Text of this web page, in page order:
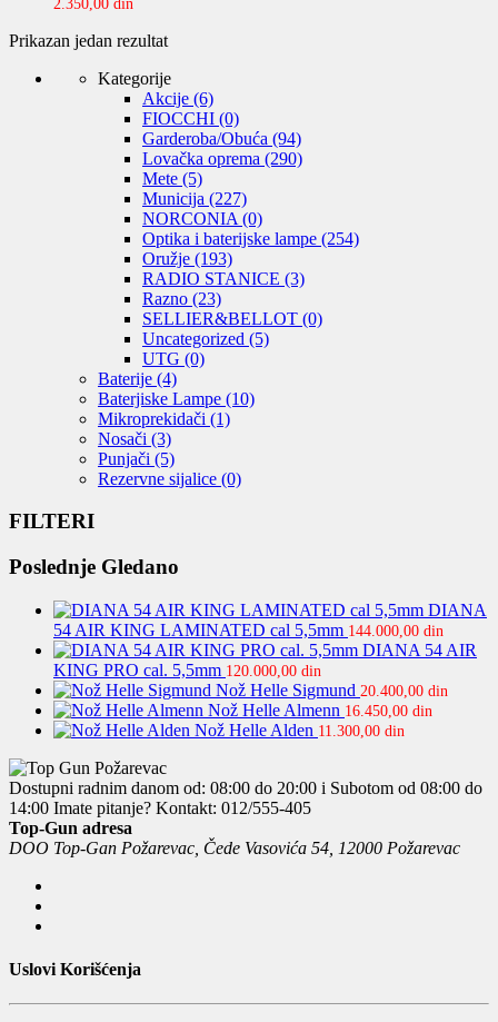
2.350,00 din
Prikazan jedan rezultat
Kategorije
Akcije (6)
FIOCCHI (0)
Garderoba/Obuća (94)
Lovačka oprema (290)
Mete (5)
Municija (227)
NORCONIA (0)
Optika i baterijske lampe (254)
Oružje (193)
RADIO STANICE (3)
Razno (23)
SELLIER&BELLOT (0)
Uncategorized (5)
UTG (0)
Baterije (4)
Baterjiske Lampe (10)
Mikroprekidači (1)
Nosači (3)
Punjači (5)
Rezervne sijalice (0)
FILTERI
Poslednje Gledano
DIANA
54 AIR KING LAMINATED cal 5,5mm 144.000,00 din
DIANA 54 AIR
KING PRO cal. 5,5mm 120.000,00 din
Nož Helle Sigmund 20.400,00 din
Nož Helle Almenn 16.450,00 din
Nož Helle Alden 11.300,00 din
Dostupni radnim danom od: 08:00 do 20:00 i Subotom od 08:00 do
14:00 Imate pitanje? Kontakt: 012/555-405
Top-Gun adresa
DOO Top-Gan Požarevac, Čede Vasovića 54, 12000 Požarevac
Uslovi Korišćenja